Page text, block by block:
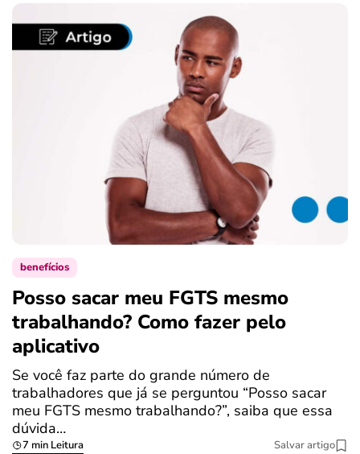
benefícios
Posso sacar meu FGTS mesmo
trabalhando? Como fazer pelo
aplicativo
Se você faz parte do grande número de
trabalhadores que já se perguntou “Posso sacar
meu FGTS mesmo trabalhando?”, saiba que essa
dúvida…
7 min Leitura Salvar artigo